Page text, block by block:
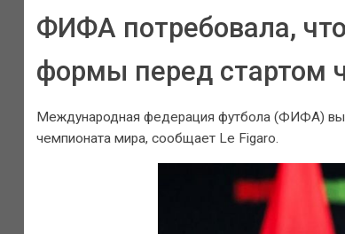
ФИФА потребовала,
формы перед стартом
Международная федерация футбола (ФИФА)
чемпионата мира, сообщает Le Figaro.